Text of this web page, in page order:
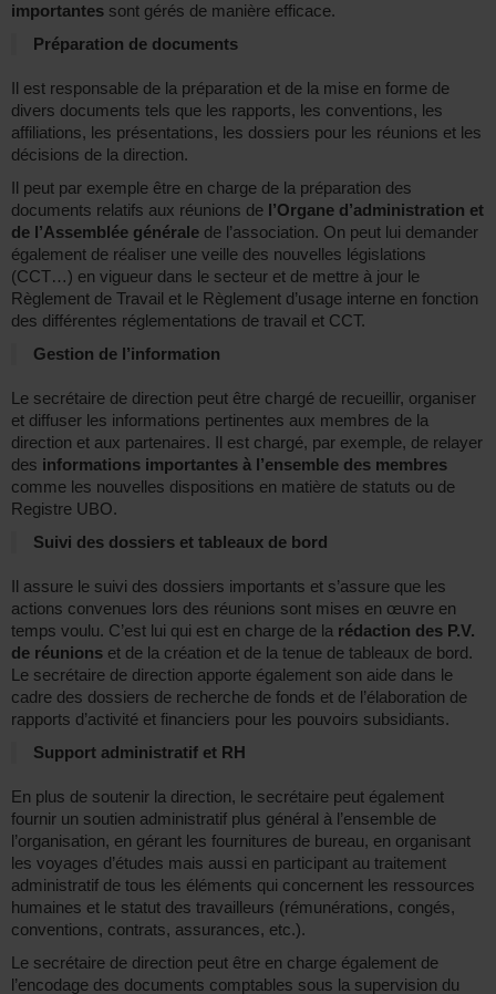
importantes sont gérés de manière efficace.
Préparation de documents
Il est responsable de la préparation et de la mise en forme de
divers documents tels que les rapports, les conventions, les
affiliations, les présentations, les dossiers pour les réunions et les
décisions de la direction.
Il peut par exemple être en charge de la préparation des
documents relatifs aux réunions de l’Organe d’administration et
de l’Assemblée générale de l’association. On peut lui demander
également de réaliser une veille des nouvelles législations
(CCT…) en vigueur dans le secteur et de mettre à jour le
Règlement de Travail et le Règlement d’usage interne en fonction
des différentes réglementations de travail et CCT.
Gestion de l’information
Le secrétaire de direction peut être chargé de recueillir, organiser
et diffuser les informations pertinentes aux membres de la
direction et aux partenaires. Il est chargé, par exemple, de relayer
des informations importantes à l’ensemble des membres
comme les nouvelles dispositions en matière de statuts ou de
Registre UBO.
Suivi des dossiers et tableaux de bord
Il assure le suivi des dossiers importants et s’assure que les
actions convenues lors des réunions sont mises en œuvre en
temps voulu. C’est lui qui est en charge de la rédaction des P.V.
de réunions et de la création et de la tenue de tableaux de bord.
Le secrétaire de direction apporte également son aide dans le
cadre des dossiers de recherche de fonds et de l’élaboration de
rapports d’activité et financiers pour les pouvoirs subsidiants.
Support administratif et RH
En plus de soutenir la direction, le secrétaire peut également
fournir un soutien administratif plus général à l’ensemble de
l’organisation, en gérant les fournitures de bureau, en organisant
les voyages d’études mais aussi en participant au traitement
administratif de tous les éléments qui concernent les ressources
humaines et le statut des travailleurs (rémunérations, congés,
conventions, contrats, assurances, etc.).
Le secrétaire de direction peut être en charge également de
l’encodage des documents comptables sous la supervision du